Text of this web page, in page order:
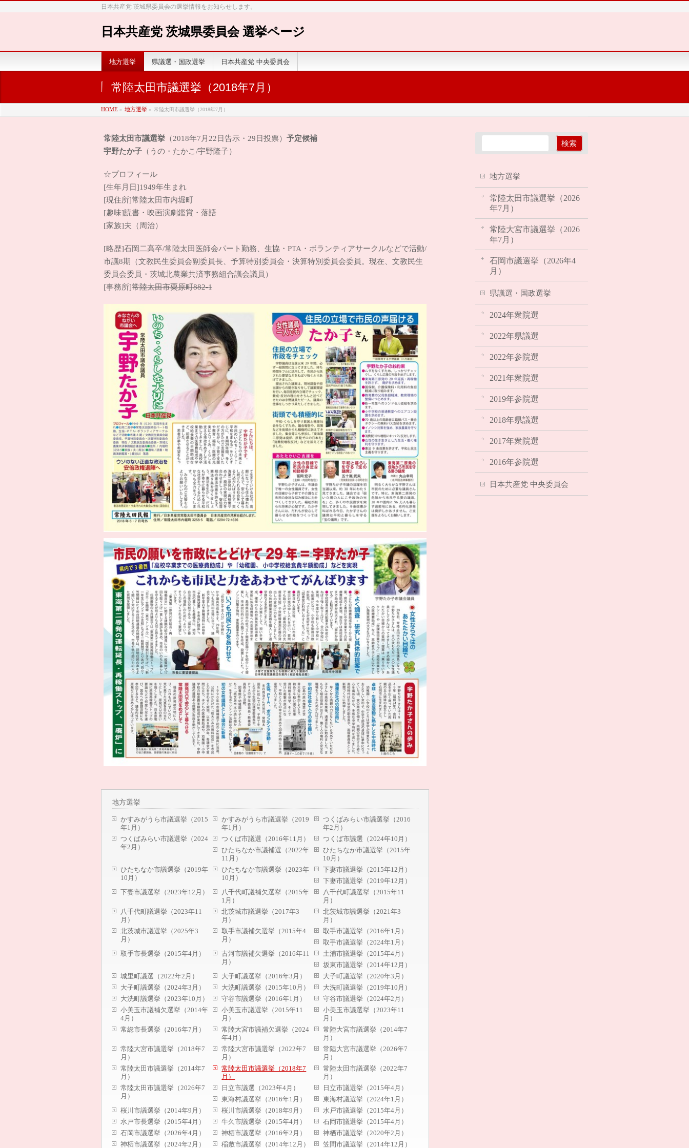
日本共産党 茨城県委員会の選挙情報をお知らせします。
日本共産党 茨城県委員会 選挙ページ
地方選挙 県議選・国政選挙 日本共産党 中央委員会
常陸太田市議選挙（2018年7月）
HOME » 地方選挙 » 常陸太田市議選挙（2018年7月）
常陸太田市議選挙 （2018年7月22日告示・29日投票） 予定候補
宇野たか子 （うの・たかこ/宇野隆子）
☆プロフィール
[生年月日]1949年生まれ
[現住所]常陸太田市内堀町
[趣味]読書・映画演劇鑑賞・落語
[家族]夫（周治）
[略歴]石岡二高卒/常陸太田医師会パート勤務、生協・PTA・ボランティアサークルなどで活動/
市議8期（文教民生委員会副委員長、予算特別委員会・決算特別委員会委員。現在、文教民生
委員会委員・茨城北農業共済事務組合議会議員）
[事務所]常陸太田市粟原町882-1
地方選挙
かすみがうら市議選挙（2015
年1月）
かすみがうら市議選挙（2019
年1月）
つくばみらい市議選挙（2016
年2月）
つくばみらい市議選挙（2024
年2月）
つくば市議選（2016年11月）
つくば市議選（2024年10月）
ひたちなか市議補選（2022年
11月）
ひたちなか市議選挙（2015年
10月）
ひたちなか市議選挙（2019年
10月）
ひたちなか市議選挙（2023年
10月）
下妻市議選挙（2015年12月）
下妻市議選挙（2019年12月）
下妻市議選挙（2023年12月）
八千代町議補欠選挙（2015年
1月）
八千代町議選挙（2015年11
月）
八千代町議選挙（2023年11
月）
北茨城市議選挙（2017年3
月）
北茨城市議選挙（2021年3
月）
北茨城市議選挙（2025年3
月）
取手市議補欠選挙（2015年4
月）
取手市議選挙（2016年1月）
取手市議選挙（2024年1月）
取手市長選挙（2015年4月）
古河市議補欠選挙（2016年11
月）
土浦市議選挙（2015年4月）
坂東市議選挙（2014年12月）
城里町議選（2022年2月）
大子町議選挙（2016年3月）
大子町議選挙（2020年3月）
大子町議選挙（2024年3月）
大洗町議選挙（2015年10月）
大洗町議選挙（2019年10月）
大洗町議選挙（2023年10月）
守谷市議選挙（2016年1月）
守谷市議選挙（2024年2月）
小美玉市議補欠選挙（2014年
4月）
小美玉市議選挙（2015年11
月）
小美玉市議選挙（2023年11
月）
常総市長選挙（2016年7月）
常陸大宮市議補欠選挙（2024
年4月）
常陸大宮市議選挙（2014年7
月）
常陸大宮市議選挙（2018年7
月）
常陸大宮市議選挙（2022年7
月）
常陸大宮市議選挙（2026年7
月）
常陸太田市議選挙（2014年7
月）
常陸太田市議選挙（2018年7
月）
常陸太田市議選挙（2022年7
月）
常陸太田市議選挙（2026年7
月）
日立市議選（2023年4月）
日立市議選挙（2015年4月）
東海村議選挙（2016年1月）
東海村議選挙（2024年1月）
桜川市議選挙（2014年9月）
桜川市議選挙（2018年9月）
水戸市議選挙（2015年4月）
水戸市長選挙（2015年4月）
牛久市議選挙（2015年4月）
石岡市議選挙（2015年4月）
石岡市議選挙（2026年4月）
神栖市議選挙（2016年2月）
神栖市議選挙（2020年2月）
神栖市議選挙（2024年2月）
稲敷市議選挙（2014年12月） 笠間市議選挙（2014年12月）
地方選挙
常陸太田市議選挙（2026
年7月）
常陸大宮市議選挙（2026
年7月）
石岡市議選挙（2026年4
月）
県議選・国政選挙
2024年衆院選
2022年県議選
2022年参院選
2021年衆院選
2019年参院選
2018年県議選
2017年衆院選
2016年参院選
日本共産党 中央委員会